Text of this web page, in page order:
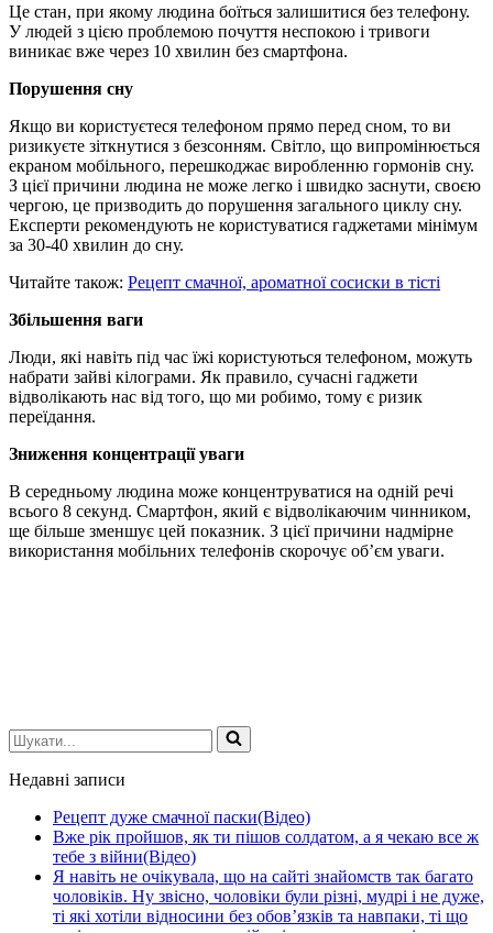
Це стан, при якому людина боїться залишитися без телефону.
У людей з цією проблемою почуття неспокою і тривоги
виникає вже через 10 хвилин без смартфона.
Порушення сну
Якщо ви користуєтеся телефоном прямо перед сном, то ви
ризикуєте зіткнутися з безсонням. Світло, що випромінюється
екраном мобільного, перешкоджає виробленню гормонів сну.
З цієї причини людина не може легко і швидко заснути, своєю
чергою, це призводить до порушення загального циклу сну.
Експерти рекомендують не користуватися гаджетами мінімум
за 30-40 хвилин до сну.
Читайте також: Рецепт смачної, ароматної сосиски в тісті
Збільшення ваги
Люди, які навіть під час їжі користуються телефоном, можуть
набрати зайві кілограми. Як правило, сучасні гаджети
відволікають нас від того, що ми робимо, тому є ризик
переїдання.
Зниження концентрації уваги
В середньому людина може концентруватися на одній речі
всього 8 секунд. Смартфон, який є відволікаючим чинником,
ще більше зменшує цей показник. З цієї причини надмірне
використання мобільних телефонів скорочує об’єм уваги.
Шукати...
Недавні записи
Рецепт дуже смачної паски(Відео)
Вже рік пройшов, як ти пішов солдатом, а я чекаю все ж
тебе з війни(Відео)
Я навіть не очікувала, що на сайті знайомств так багато
чоловіків. Ну звісно, чоловіки були різні, мудрі і не дуже,
ті які хотіли відносини без обов’язків та навпаки, ті що